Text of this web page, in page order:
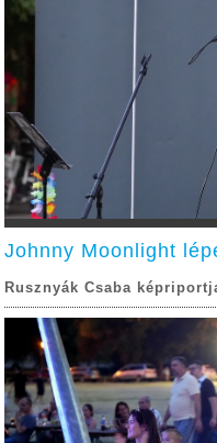
Johnny Moonlight
Rusznyák Csaba